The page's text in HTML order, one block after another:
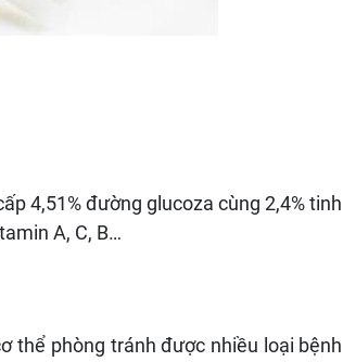
4,51% đường glucoza cùng 2,4% tinh
A, C, B…
thể phòng tránh được nhiều loại bệnh